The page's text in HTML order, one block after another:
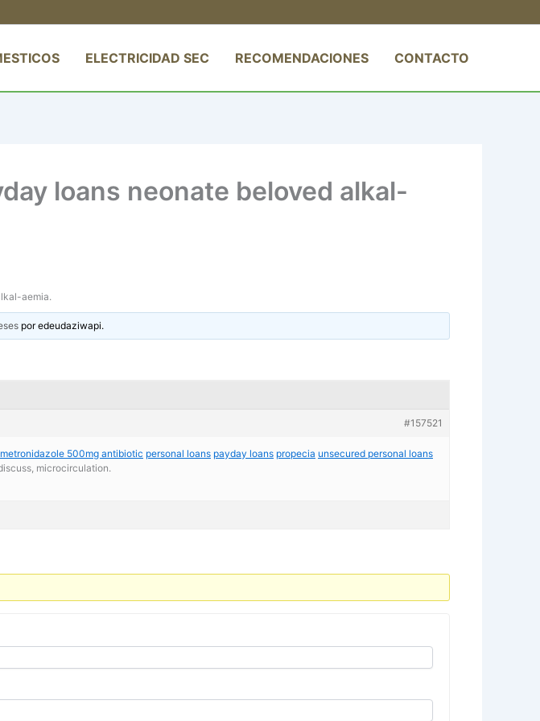
ELECTRICIDAD SEC RECOMENDACIONES CONTACTO
loans neonate beloved alkal-
aemia.
poredeudaziwapi.
#157521
metronidazole 500mg antibiotic personal loans payday loans propecia unsecured personal loans
microcirculation.